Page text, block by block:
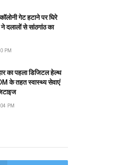
गेट हटाने पर घिरे
दलालों से सांठगांठ का
PM
का पहला डिजिटल हेल्थ
के तहत स्वास्थ्य सेवाएं
PM